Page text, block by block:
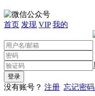
首页 发现 VIP 我的
没有账号？ 注册 忘记密码